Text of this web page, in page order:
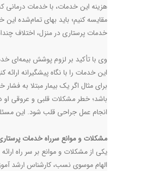
هزینه‌ این خدمات، با خدمات
مقایسه کنیم؛ باید بهای تمام‌شده
خدمات پرستاری در منزل، اختلاف
وی با تأکید بر لزوم پوشش بیمه‌ای
این خدمات را با نگاه پیشگیرانه
برای مثال اگر یک بیمار مبتلا به
باشد؛ خطر مشکلات قلبی و عروقی
انجام عمل جراحی قلب ‌شود. این
مشکلات و موانع سرراه خدمات
یکی از مشکلات و موانع بر سر راه
الهام موسوی نسب، کارشناس ارشد